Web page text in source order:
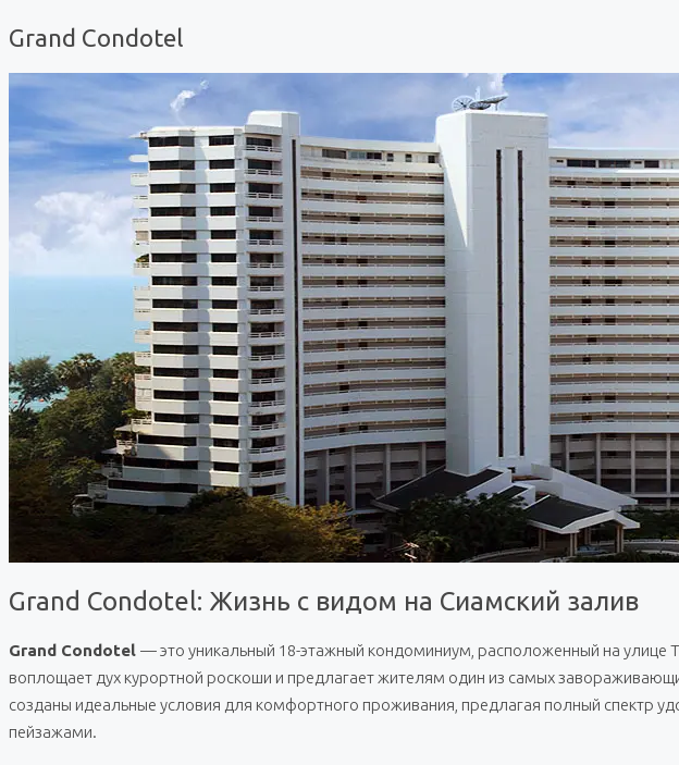
Grand Condotel
Grand Condotel: Жизнь с видом на Сиамский залив
Grand Condotel — это уникальный 18-этажный кондоминиум, расположенный на улице
воплощает дух курортной роскоши и предлагает жителям один из самых
созданы идеальные условия для комфортного проживания, предлагая полный спектр
пейзажами.